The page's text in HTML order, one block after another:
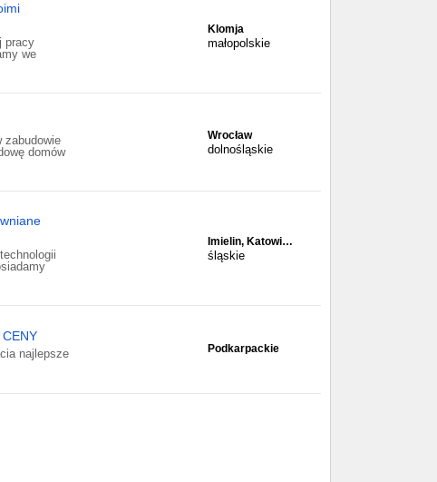
pracy
we
Klomja
małopolskie
zabudowie
domów
Wrocław
dolnośląskie
Imielin, Katowi…
śląskie
najlepsze
Podkarpackie